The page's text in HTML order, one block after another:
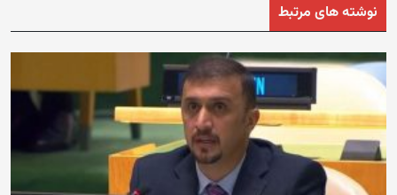
نوشته های مرتبط